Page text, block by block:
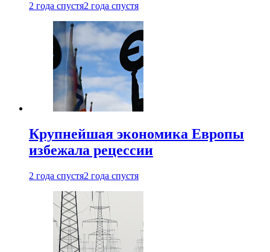
2 года спустя2 года спустя
Крупнейшая экономика Европы
избежала рецессии
2 года спустя2 года спустя